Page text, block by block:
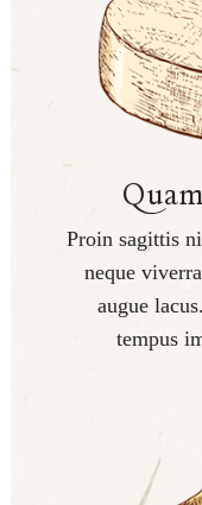
Proin sagittis
neque
augue
tempus